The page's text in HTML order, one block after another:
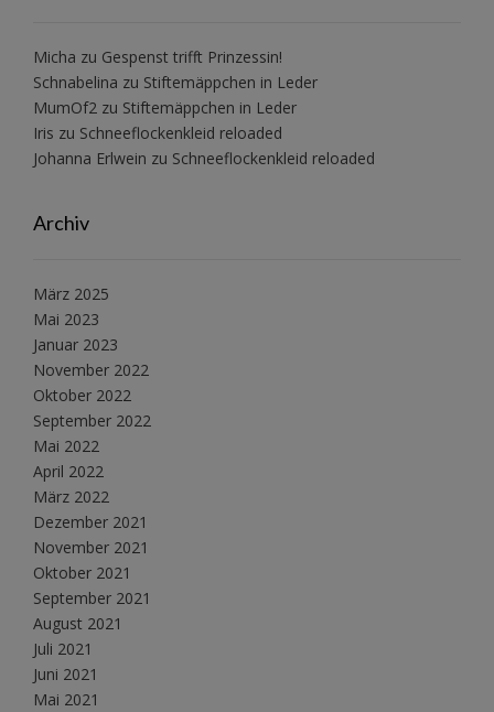
Micha zu Gespenst trifft Prinzessin!
Schnabelina zu Stiftemäppchen in Leder
MumOf2 zu Stiftemäppchen in Leder
Iris zu Schneeflockenkleid reloaded
Johanna Erlwein zu Schneeflockenkleid reloaded
Archiv
März 2025
Mai 2023
Januar 2023
November 2022
Oktober 2022
September 2022
Mai 2022
April 2022
März 2022
Dezember 2021
November 2021
Oktober 2021
September 2021
August 2021
Juli 2021
Juni 2021
Mai 2021